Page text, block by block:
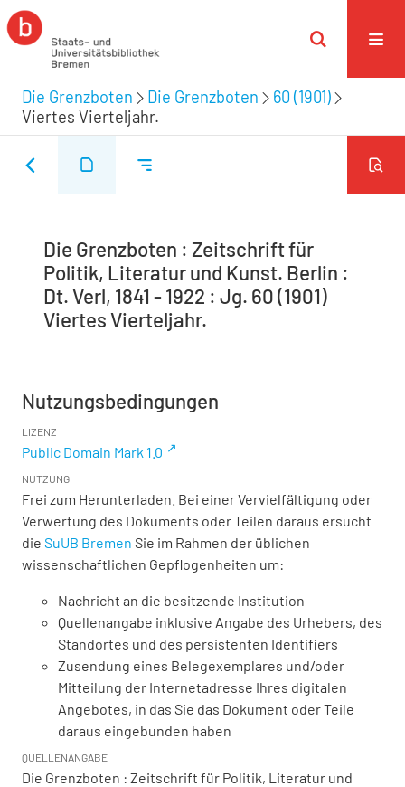
Die Grenzboten Die Grenzboten
60 (1901)
Viertes Vierteljahr.
Die Grenzboten : Zeitschrift für
Politik, Literatur und Kunst. Berlin :
Dt. Verl, 1841 - 1922 : Jg. 60 (1901)
Viertes Vierteljahr.
Nutzungsbedingungen
LIZENZ
Public Domain Mark 1.0
NUTZUNG
Frei zum Herunterladen. Bei einer Vervielfältigung oder
Verwertung des Dokuments oder Teilen daraus ersucht
die SuUB Bremen Sie im Rahmen der üblichen
wissenschaftlichen Gepflogenheiten um:
Nachricht an die besitzende Institution
Quellenangabe inklusive Angabe des Urhebers, des
Standortes und des persistenten Identifiers
Zusendung eines Belegexemplares und/oder
Mitteilung der Internetadresse Ihres digitalen
Angebotes, in das Sie das Dokument oder Teile
daraus eingebunden haben
QUELLENANGABE
Die Grenzboten : Zeitschrift für Politik, Literatur und